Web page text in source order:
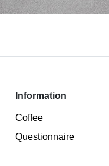
Information
Coffee
Questionnaire